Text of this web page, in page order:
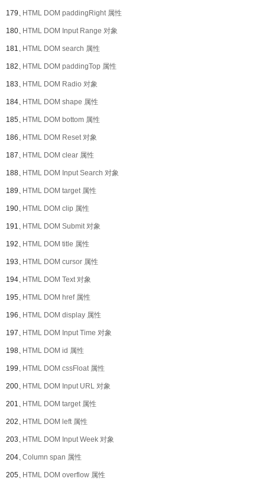
179、HTML DOM paddingRight 属性
180、HTML DOM Input Range 对象
181、HTML DOM search 属性
182、HTML DOM paddingTop 属性
183、HTML DOM Radio 对象
184、HTML DOM shape 属性
185、HTML DOM bottom 属性
186、HTML DOM Reset 对象
187、HTML DOM clear 属性
188、HTML DOM Input Search 对象
189、HTML DOM target 属性
190、HTML DOM clip 属性
191、HTML DOM Submit 对象
192、HTML DOM title 属性
193、HTML DOM cursor 属性
194、HTML DOM Text 对象
195、HTML DOM href 属性
196、HTML DOM display 属性
197、HTML DOM Input Time 对象
198、HTML DOM id 属性
199、HTML DOM cssFloat 属性
200、HTML DOM Input URL 对象
201、HTML DOM target 属性
202、HTML DOM left 属性
203、HTML DOM Input Week 对象
204、Column span 属性
205、HTML DOM overflow 属性